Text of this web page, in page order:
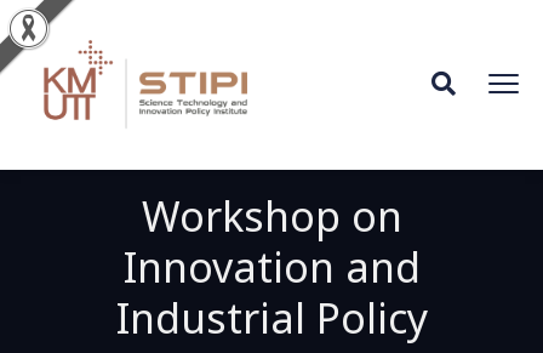
Workshop on
Innovation and
Industrial Policy